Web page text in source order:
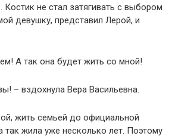
Костик не стал затягивать с выбором
девушку, представил Лерой, и
А так она будет жить со мной!
– вздохнула Вера Васильевна.
жить семьей до официальной
так жила уже несколько лет. Поэтому